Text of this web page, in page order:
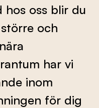
hos oss blir du
och
har vi
inom
för dig